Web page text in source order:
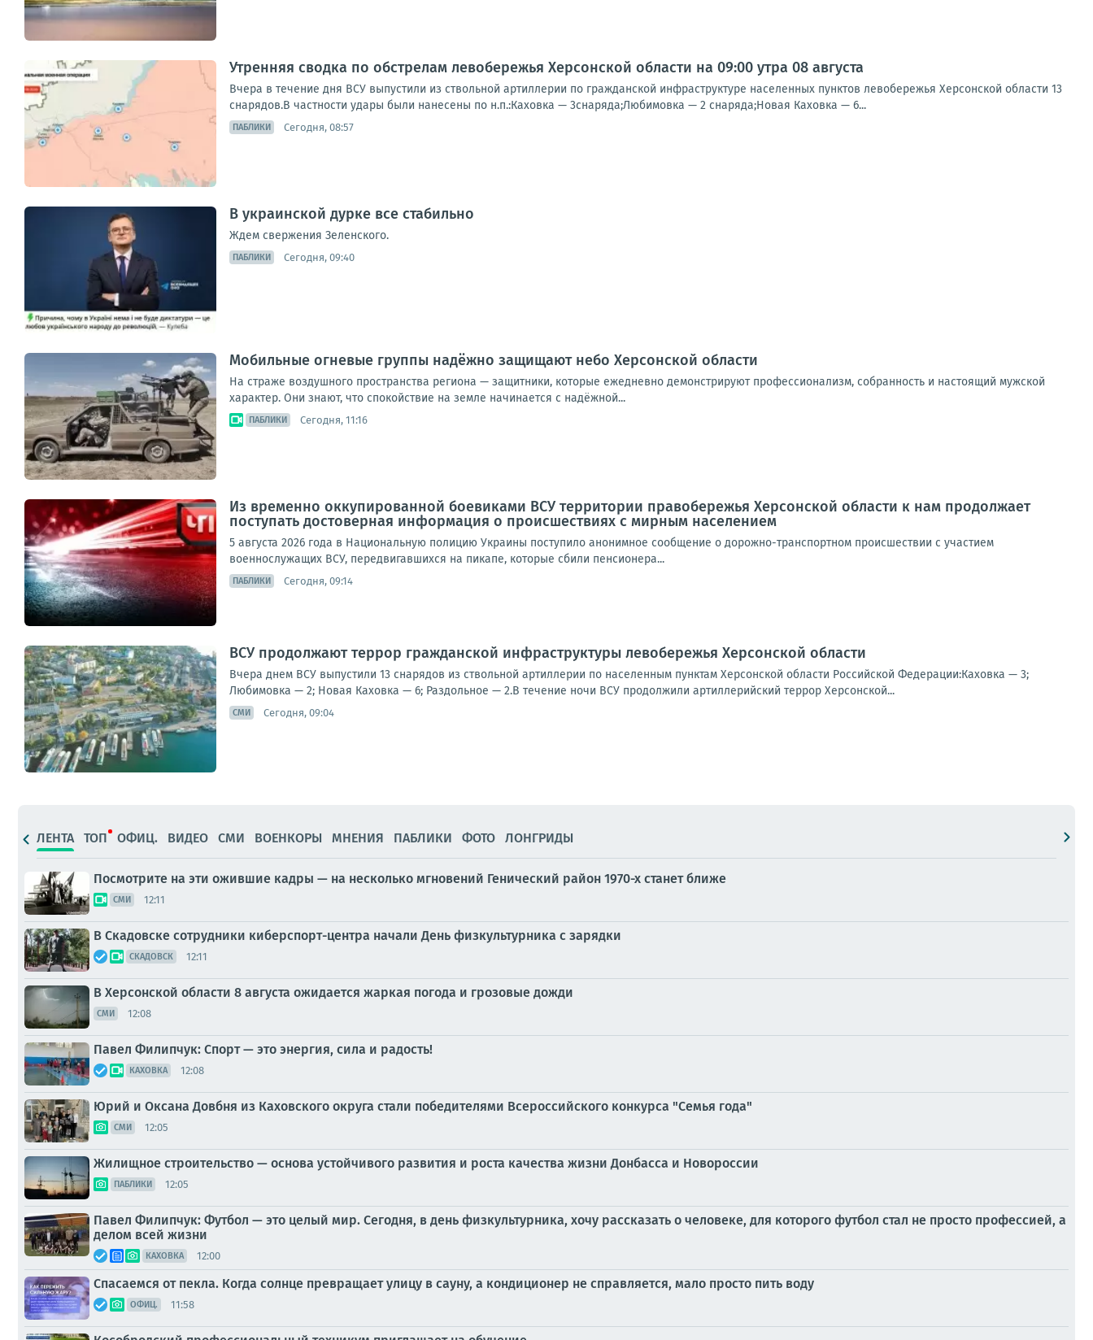
Утренняя сводка по обстрелам левобережья Херсонской области на 09:00 утра 08 августа
Вчера в течение дня ВСУ выпустили из ствольной артиллерии по гражданской инфраструктуре населенных пунктов левобережья Херсонской области 13
снарядов.В частности удары были нанесены по н.п.:Каховка — 3снаряда;Любимовка — 2 снаряда;Новая Каховка — 6...
ПАБЛИКИ Сегодня, 08:57
В украинской дурке все стабильно
Ждем свержения Зеленского.
ПАБЛИКИ Сегодня, 09:40
Мобильные огневые группы надёжно защищают небо Херсонской области
На страже воздушного пространства региона — защитники, которые ежедневно демонстрируют профессионализм, собранность и настоящий мужской
характер. Они знают, что спокойствие на земле начинается с надёжной...
ПАБЛИКИ Сегодня, 11:16
Из временно оккупированной боевиками ВСУ территории правобережья Херсонской области к нам продолжает
поступать достоверная информация о происшествиях с мирным населением
5 августа 2026 года в Национальную полицию Украины поступило анонимное сообщение о дорожно-транспортном происшествии с участием
военнослужащих ВСУ, передвигавшихся на пикапе, которые сбили пенсионера...
ПАБЛИКИ Сегодня, 09:14
ВСУ продолжают террор гражданской инфраструктуры левобережья Херсонской области
Вчера днем ВСУ выпустили 13 снарядов из ствольной артиллерии по населенным пунктам Херсонской области Российской Федерации:Каховка — 3;
Любимовка — 2; Новая Каховка — 6; Раздольное — 2.В течение ночи ВСУ продолжили артиллерийский террор Херсонской...
СМИ Сегодня, 09:04
ЛЕНТА ТОП ОФИЦ. ВИДЕО СМИ ВОЕНКОРЫ МНЕНИЯ ПАБЛИКИ ФОТО ЛОНГРИДЫ
Посмотрите на эти ожившие кадры — на несколько мгновений Генический район 1970-х станет ближе
СМИ 12:11
В Скадовске сотрудники киберспорт-центра начали День физкультурника с зарядки
СКАДОВСК 12:11
В Херсонской области 8 августа ожидается жаркая погода и грозовые дожди
СМИ 12:08
Павел Филипчук: Спорт — это энергия, сила и радость!
КАХОВКА 12:08
Юрий и Оксана Довбня из Каховского округа стали победителями Всероссийского конкурса "Семья года"
СМИ 12:05
Жилищное строительство — основа устойчивого развития и роста качества жизни Донбасса и Новороссии
ПАБЛИКИ 12:05
Павел Филипчук: Футбол — это целый мир. Сегодня, в день физкультурника, хочу рассказать о человеке, для которого футбол стал не просто профессией, а
делом всей жизни
КАХОВКА 12:00
Спасаемся от пекла. Когда солнце превращает улицу в сауну, а кондиционер не справляется, мало просто пить воду
ОФИЦ. 11:58